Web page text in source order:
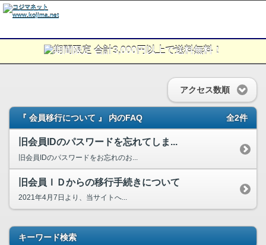
アクセス数順
『 会員移行について 』 内のFAQ 全2件
旧会員IDのパスワードを忘れてしま...
旧会員IDのパスワードをお忘れのお...
旧会員ＩＤからの移行手続きについて
2021年4月7日より、当サイトへ...
キーワード検索